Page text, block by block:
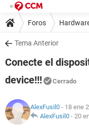
Foros
Tema Anterior
Conecte el
device!!!
Cerrado
AlexFusil0 - 18 ene
AlexFusil0 - 20